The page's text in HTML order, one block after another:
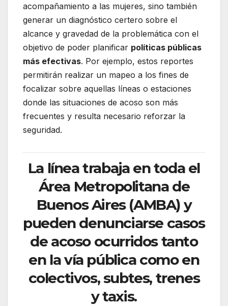
acompañamiento a las mujeres, sino también
generar un diagnóstico certero sobre el
alcance y gravedad de la problemática con el
objetivo de poder planificar políticas públicas
más efectivas. Por ejemplo, estos reportes
permitirán realizar un mapeo a los fines de
focalizar sobre aquellas líneas o estaciones
donde las situaciones de acoso son más
frecuentes y resulta necesario reforzar la
seguridad.
La línea trabaja en toda el
Área Metropolitana de
Buenos Aires (AMBA) y
pueden denunciarse casos
de acoso ocurridos tanto
en la vía pública como en
colectivos, subtes, trenes
y taxis.